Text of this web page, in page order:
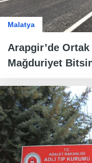
Malatya
Arapgir’de Ortak
Mağduriyet